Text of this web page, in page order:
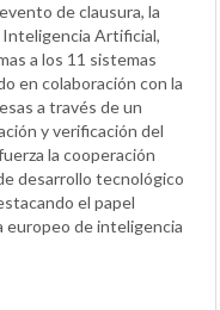
de clausura, la
Artificial,
a los 11 sistemas
en colaboración con la
a través de un
y verificación del
la cooperación
desarrollo tecnológico
el papel
europeo de inteligencia